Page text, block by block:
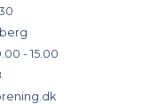
- 15.00